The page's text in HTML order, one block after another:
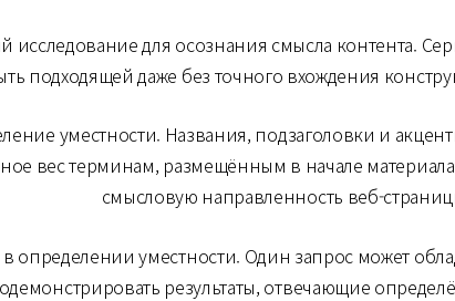
исследование для осознания смысла контента.
подходящей даже без точного вхождения
уместности. Названия, подзаголовки и
вес терминам, размещённым в начале
смысловую направленность веб-
определении уместности. Один запрос может
результаты, отвечающие